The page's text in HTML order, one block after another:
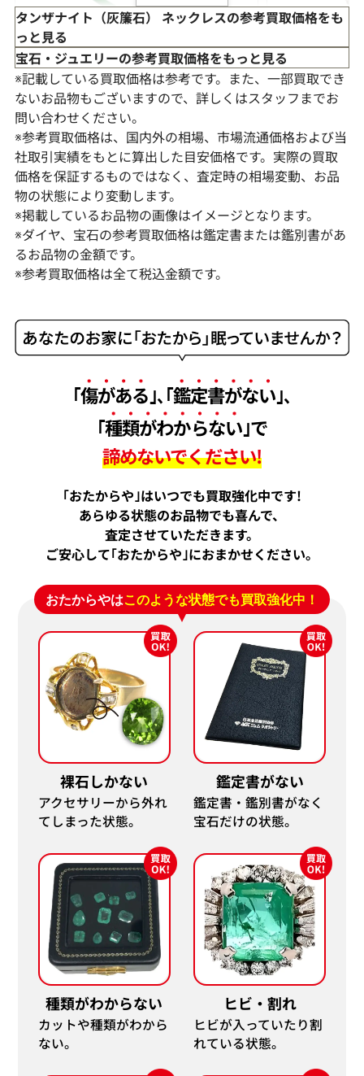
Pt･Pm900 タンザナイト・ダイヤモンド
4.23・D1.15ct
参考買取価格
122,000円
Pt900/Pt850 タ
ド 4.83・
K18WG タンザナイト・ダイヤモンド ネ
ックレス/ペンダントトップ 0.77・D1.1ct
ASK
2026年6月10日時点
K14WG タンザ
ックレス/ペン
D0.73ct
参考買取価格
2026年6月11日
Pt950/Pt850 タンザナイト・ダイヤモン
ド ネックレス/ペンダントトップ 7.77・
1.22ct
参考買取価格
ASK
K18WG タンザ
ックレス/ペン
参考買取価格
ASK
2026年2月10日
タンザナイト（灰簾石） ネックレスの参考買取価格をも
っと見る
宝石・ジュエリーの参考買取価格をもっと見る
※記載している買取価格は参考です。また、一部買取でき
ないお品物もございますので、詳しくはスタッフまでお
問い合わせください。
※参考買取価格は、国内外の相場、市場流通価格および当
社取引実績をもとに算出した目安価格です。実際の買取
価格を保証するものではなく、査定時の相場変動、お品
物の状態により変動します。
※掲載しているお品物の画像はイメージとなります。
※ダイヤ、宝石の参考買取価格は鑑定書または鑑別書があ
るお品物の金額です。
※参考買取価格は全て税込金額です。
｢傷がある ｣､｢鑑定書がない｣､
｢種類がわからない｣で
諦めないでください!
｢おたからや｣はいつでも買取強化中です!
あらゆる状態のお品物でも喜んで、
査定させていただきます。
ご安心して｢おたからや｣におまかせください。
おたからやはこのような状態でも買取強化中！
裸石しかない
アクセサリーから外れ
てしまった状態。
鑑定書がない
鑑定書・鑑別書がなく
宝石だけの状態。
種類がわからない
カットや種類がわから
ない。
ヒビ・割れ
ヒビが入っていたり割
れている状態。